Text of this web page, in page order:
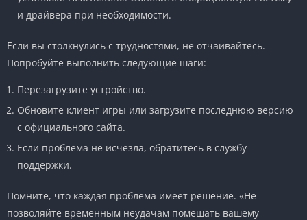
и драйвера при необходимости.
Если вы столкнулись с трудностями, не отчаивайтесь.
Попробуйте выполнить следующие шаги:
Перезагрузите устройство.
Обновите клиент игры или загрузите последнюю версию
с официального сайта.
Если проблема не исчезла, обратитесь в службу
поддержки.
Помните, что каждая проблема имеет решение. «Не
позволяйте временным неудачам помешать вашему